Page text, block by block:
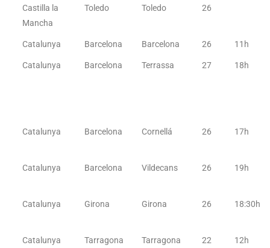
Castilla la
Mancha
Toledo Toledo 26
Catalunya Barcelona Barcelona 26 11h
Catalunya Barcelona Terrassa 27 18h
Catalunya Barcelona Cornellá 26 17h
Catalunya Barcelona Vildecans 26 19h
Catalunya Girona Girona 26 18:30h
Catalunya Tarragona Tarragona 22 12h